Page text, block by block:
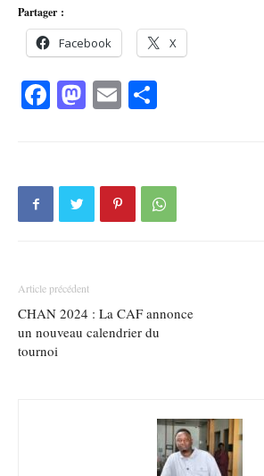
Partager :
Facebook X
Facebook
Mastodon
Email
Article précédent
CHAN 2024 : La CAF annonce
un nouveau calendrier du
tournoi